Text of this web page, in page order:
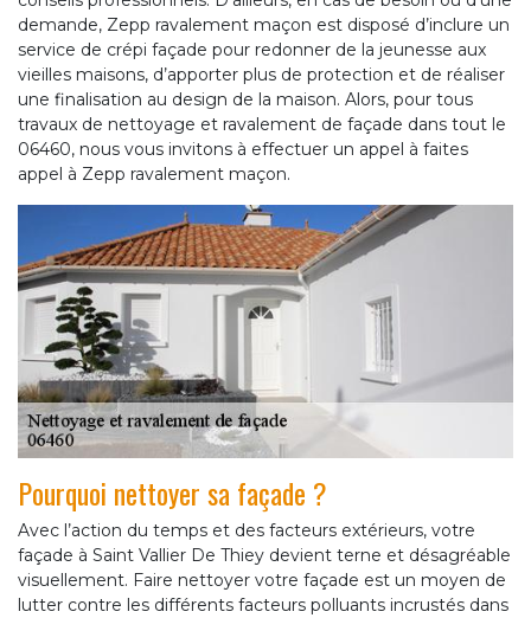
demande, Zepp ravalement maçon est disposé d’inclure un
service de crépi façade pour redonner de la jeunesse aux
vieilles maisons, d’apporter plus de protection et de réaliser
une finalisation au design de la maison. Alors, pour tous
travaux de nettoyage et ravalement de façade dans tout le
06460, nous vous invitons à effectuer un appel à faites
appel à Zepp ravalement maçon.
Pourquoi nettoyer sa façade ?
Avec l’action du temps et des facteurs extérieurs, votre
façade à Saint Vallier De Thiey devient terne et désagréable
visuellement. Faire nettoyer votre façade est un moyen de
lutter contre les différents facteurs polluants incrustés dans